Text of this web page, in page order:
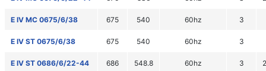
E IV MC 0675/6/38 675 540 60hz 3
E IV ST 0675/6/38 675 540 60hz 3
E IV ST 0686/6/22-44 686 548.8 60hz 3